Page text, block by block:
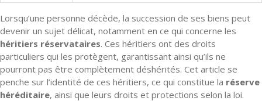
Lorsqu’une personne décède, la succession de ses biens peut
devenir un sujet délicat, notamment en ce qui concerne les
héritiers réservataires. Ces héritiers ont des droits
particuliers qui les protègent, garantissant ainsi qu’ils ne
pourront pas être complètement déshérités. Cet article se
penche sur l’identité de ces héritiers, ce qui constitue la réserve
héréditaire, ainsi que leurs droits et protections selon la loi.